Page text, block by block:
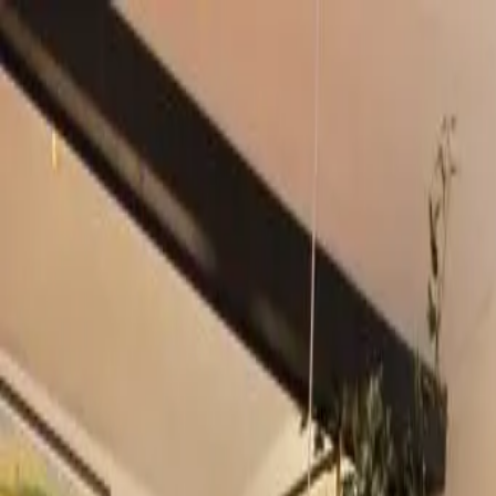
HomeLokale Zaterdag
Ondernemers
Lutje Lokaal Ondernemers Franchise met Lutje hart
Routes & Thema's Over Lutje LokaalCadeaukaart Lid